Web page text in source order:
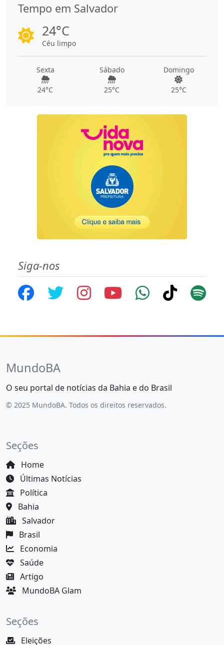
Tempo em Salvador
24°C
Céu limpo
Sexta
24°C
Sábado
25°C
Domingo
25°C
Siga-nos
MundoBA
O seu portal de notícias da Bahia e do Brasil
© 2025 MundoBA. Todos os direitos reservados.
Seções
Home
Últimas Notícias
Política
Bahia
Salvador
Brasil
Economia
Saúde
Artigo
MundoBA Glam
Seções
Eleições